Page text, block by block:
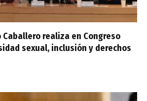
Caballero realiza en Congreso
sexual, inclusión y derechos